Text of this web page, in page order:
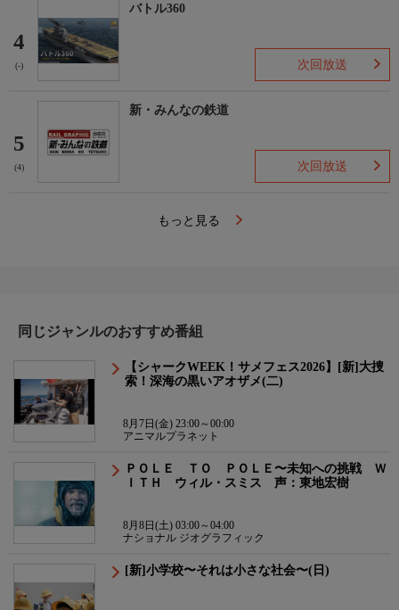
4
(-)
バトル360
次回放送
5
(4)
新・みんなの鉄道
次回放送
もっと見る
同じジャンルのおすすめ番組
【シャークWEEK！サメフェス2026】[新]大捜
索！深海の黒いアオザメ(二)
8月7日(金) 23:00～00:00
アニマルプラネット
ＰＯＬＥ ＴＯ ＰＯＬＥ〜未知への挑戦 Ｗ
ＩＴＨ ウィル・スミス 声：東地宏樹
8月8日(土) 03:00～04:00
ナショナル ジオグラフィック
[新]小学校〜それは小さな社会〜(日)